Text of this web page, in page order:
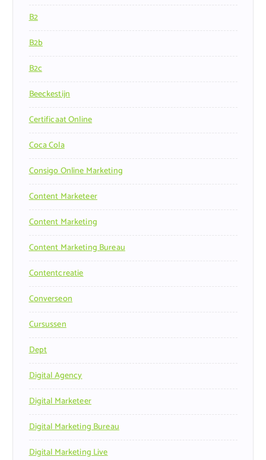
B2
B2b
B2c
Beeckestijn
Certificaat Online
Coca Cola
Consigo Online Marketing
Content Marketeer
Content Marketing
Content Marketing Bureau
Contentcreatie
Converseon
Cursussen
Dept
Digital Agency
Digital Marketeer
Digital Marketing Bureau
Digital Marketing Live